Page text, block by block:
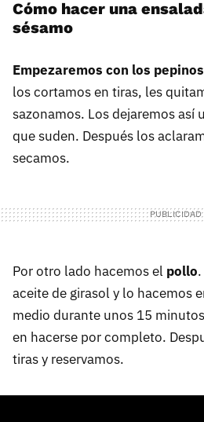
Cómo hacer una
sésamo
Empezaremos con los pepinos
los cortamos en tiras, les
sazonamos. Los dejaremos así
que suden. Después los
secamos.
Por otro lado hacemos el pollo
aceite de girasol y lo hacemos
medio durante unos 15
en hacerse por completo.
tiras y reservamos.